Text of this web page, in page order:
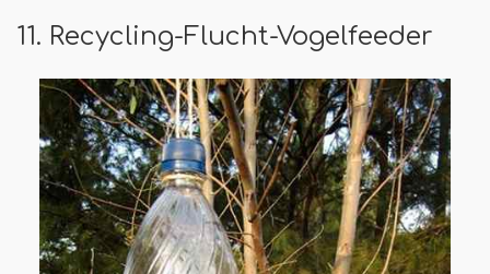
11. Recycling-Flucht-Vogelfeeder